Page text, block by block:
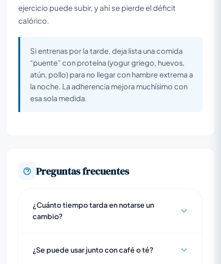
ejercicio puede subir, y ahí se pierde el déficit
calórico.
Si entrenas por la tarde, deja lista una comida
“puente” con proteína (yogur griego, huevos,
atún, pollo) para no llegar con hambre extrema a
la noche. La adherencia mejora muchísimo con
esa sola medida.
Preguntas frecuentes
¿Cuánto tiempo tarda en notarse un
cambio?
¿Se puede usar junto con café o té?